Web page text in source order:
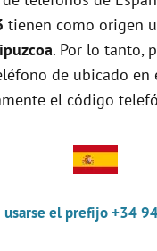
tienen como origen
. Por lo tanto,
de ubicado en
el código
usarse el prefijo +34